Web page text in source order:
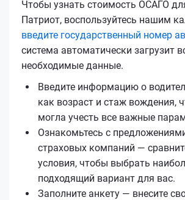
Чтобы узнать стоимость ОСАГО
Патриот, воспользуйтесь нашим
введите государственный номер
система автоматически загрузит
необходимые данные.
Введите информацию о
как возраст и стаж вождения,
могла учесть все важные
Ознакомьтесь с
страховых компаний —
условия, чтобы выбрать
подходящий вариант для вас.
Заполните анкету — внесите